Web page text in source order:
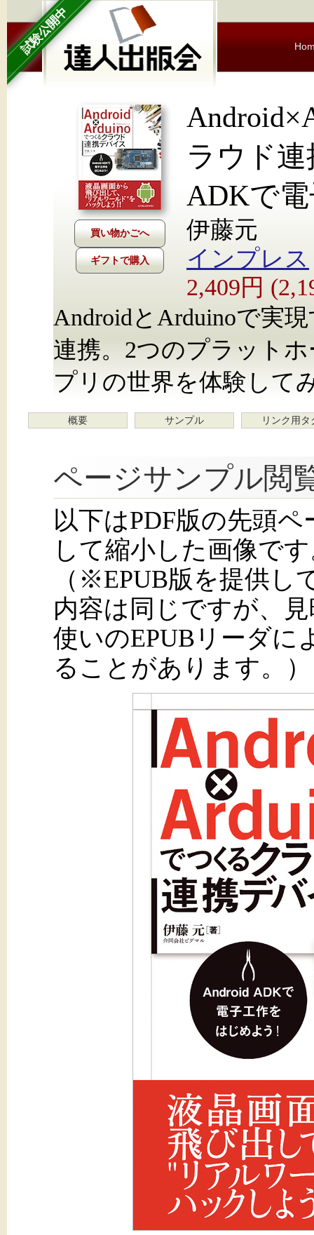
試験公開中
ギフトで購入
ラウド
ADKで
伊藤元
インプレス
2,409円
AndroidとArduinoで実
連携。2つのプラット
プリの世界を体験して
概要 サンプル リンク用タ
ページサンプル閲
以下はPDF版の先頭
して縮小した画像で
（※EPUB版を提供し
内容は同じですが、
使いのEPUBリーダに
ることがあります。）